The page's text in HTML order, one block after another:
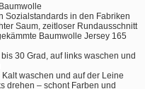
Sozialstandards in den Fabriken
Saum, zeitloser Rundausschnitt
Baumwolle Jersey 165
30 Grad, auf links waschen und
waschen und auf der Leine
drehen – schont Farben und